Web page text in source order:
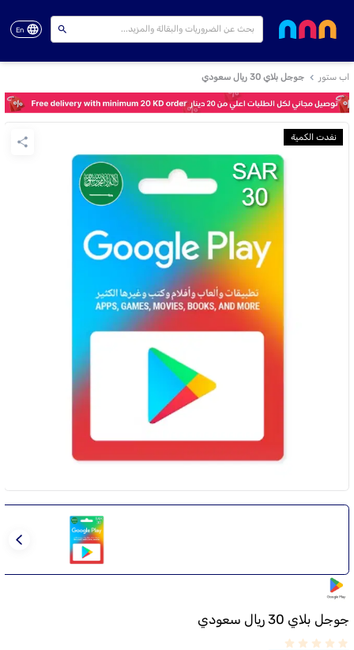
En
اب ستور جوجل بلاي 30 ريال سعودي
نفدت الكمية
جوجل بلاي 30 ريال سعودي